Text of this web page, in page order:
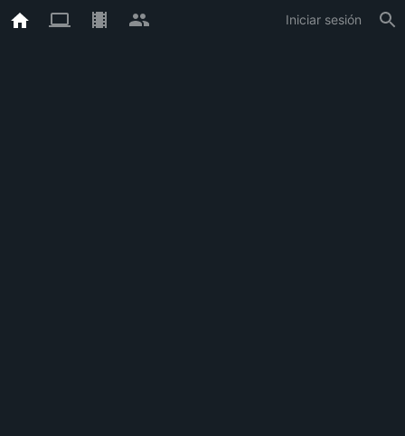
Iniciar sesión